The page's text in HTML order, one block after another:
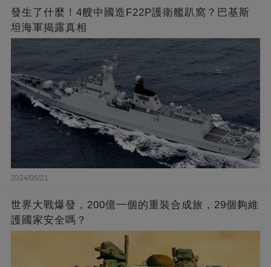
發生了什麼！4艘中國造F22P護衛艦趴窩？巴基斯
坦海軍揭露真相
2024/05/21
世界大戰爆發，200億一個的重裝合成旅，29個夠維
護國家安全嗎？